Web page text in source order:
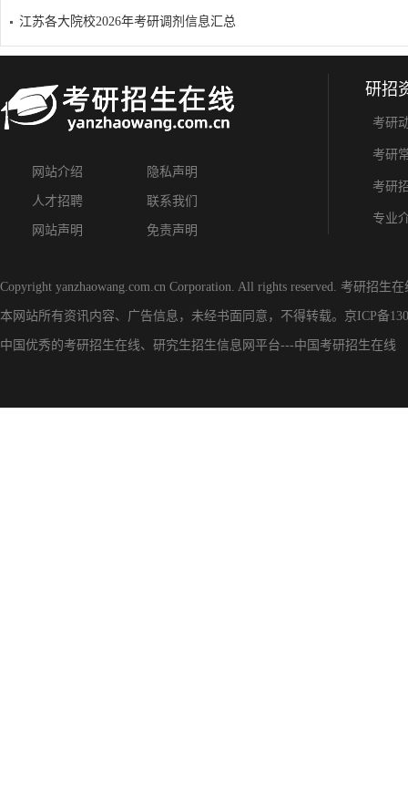
江苏各大院校2026年考研调剂信息汇总
网站介绍 隐私声明
人才招聘 联系我们
网站声明 免责声明
研招
考研
考研
考研
专业
Copyright yanzhaowang.com.cn Corporation. All rights reserved. 考研招生在
本网站所有资讯内容、广告信息，未经书面同意，不得转载。 京ICP备
中国优秀的考研招生在线、 研究生招生信息网 平台---中国考研招生在线